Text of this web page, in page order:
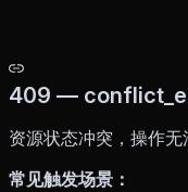
409 —
资源状态冲突，操作无
常见触发场景：